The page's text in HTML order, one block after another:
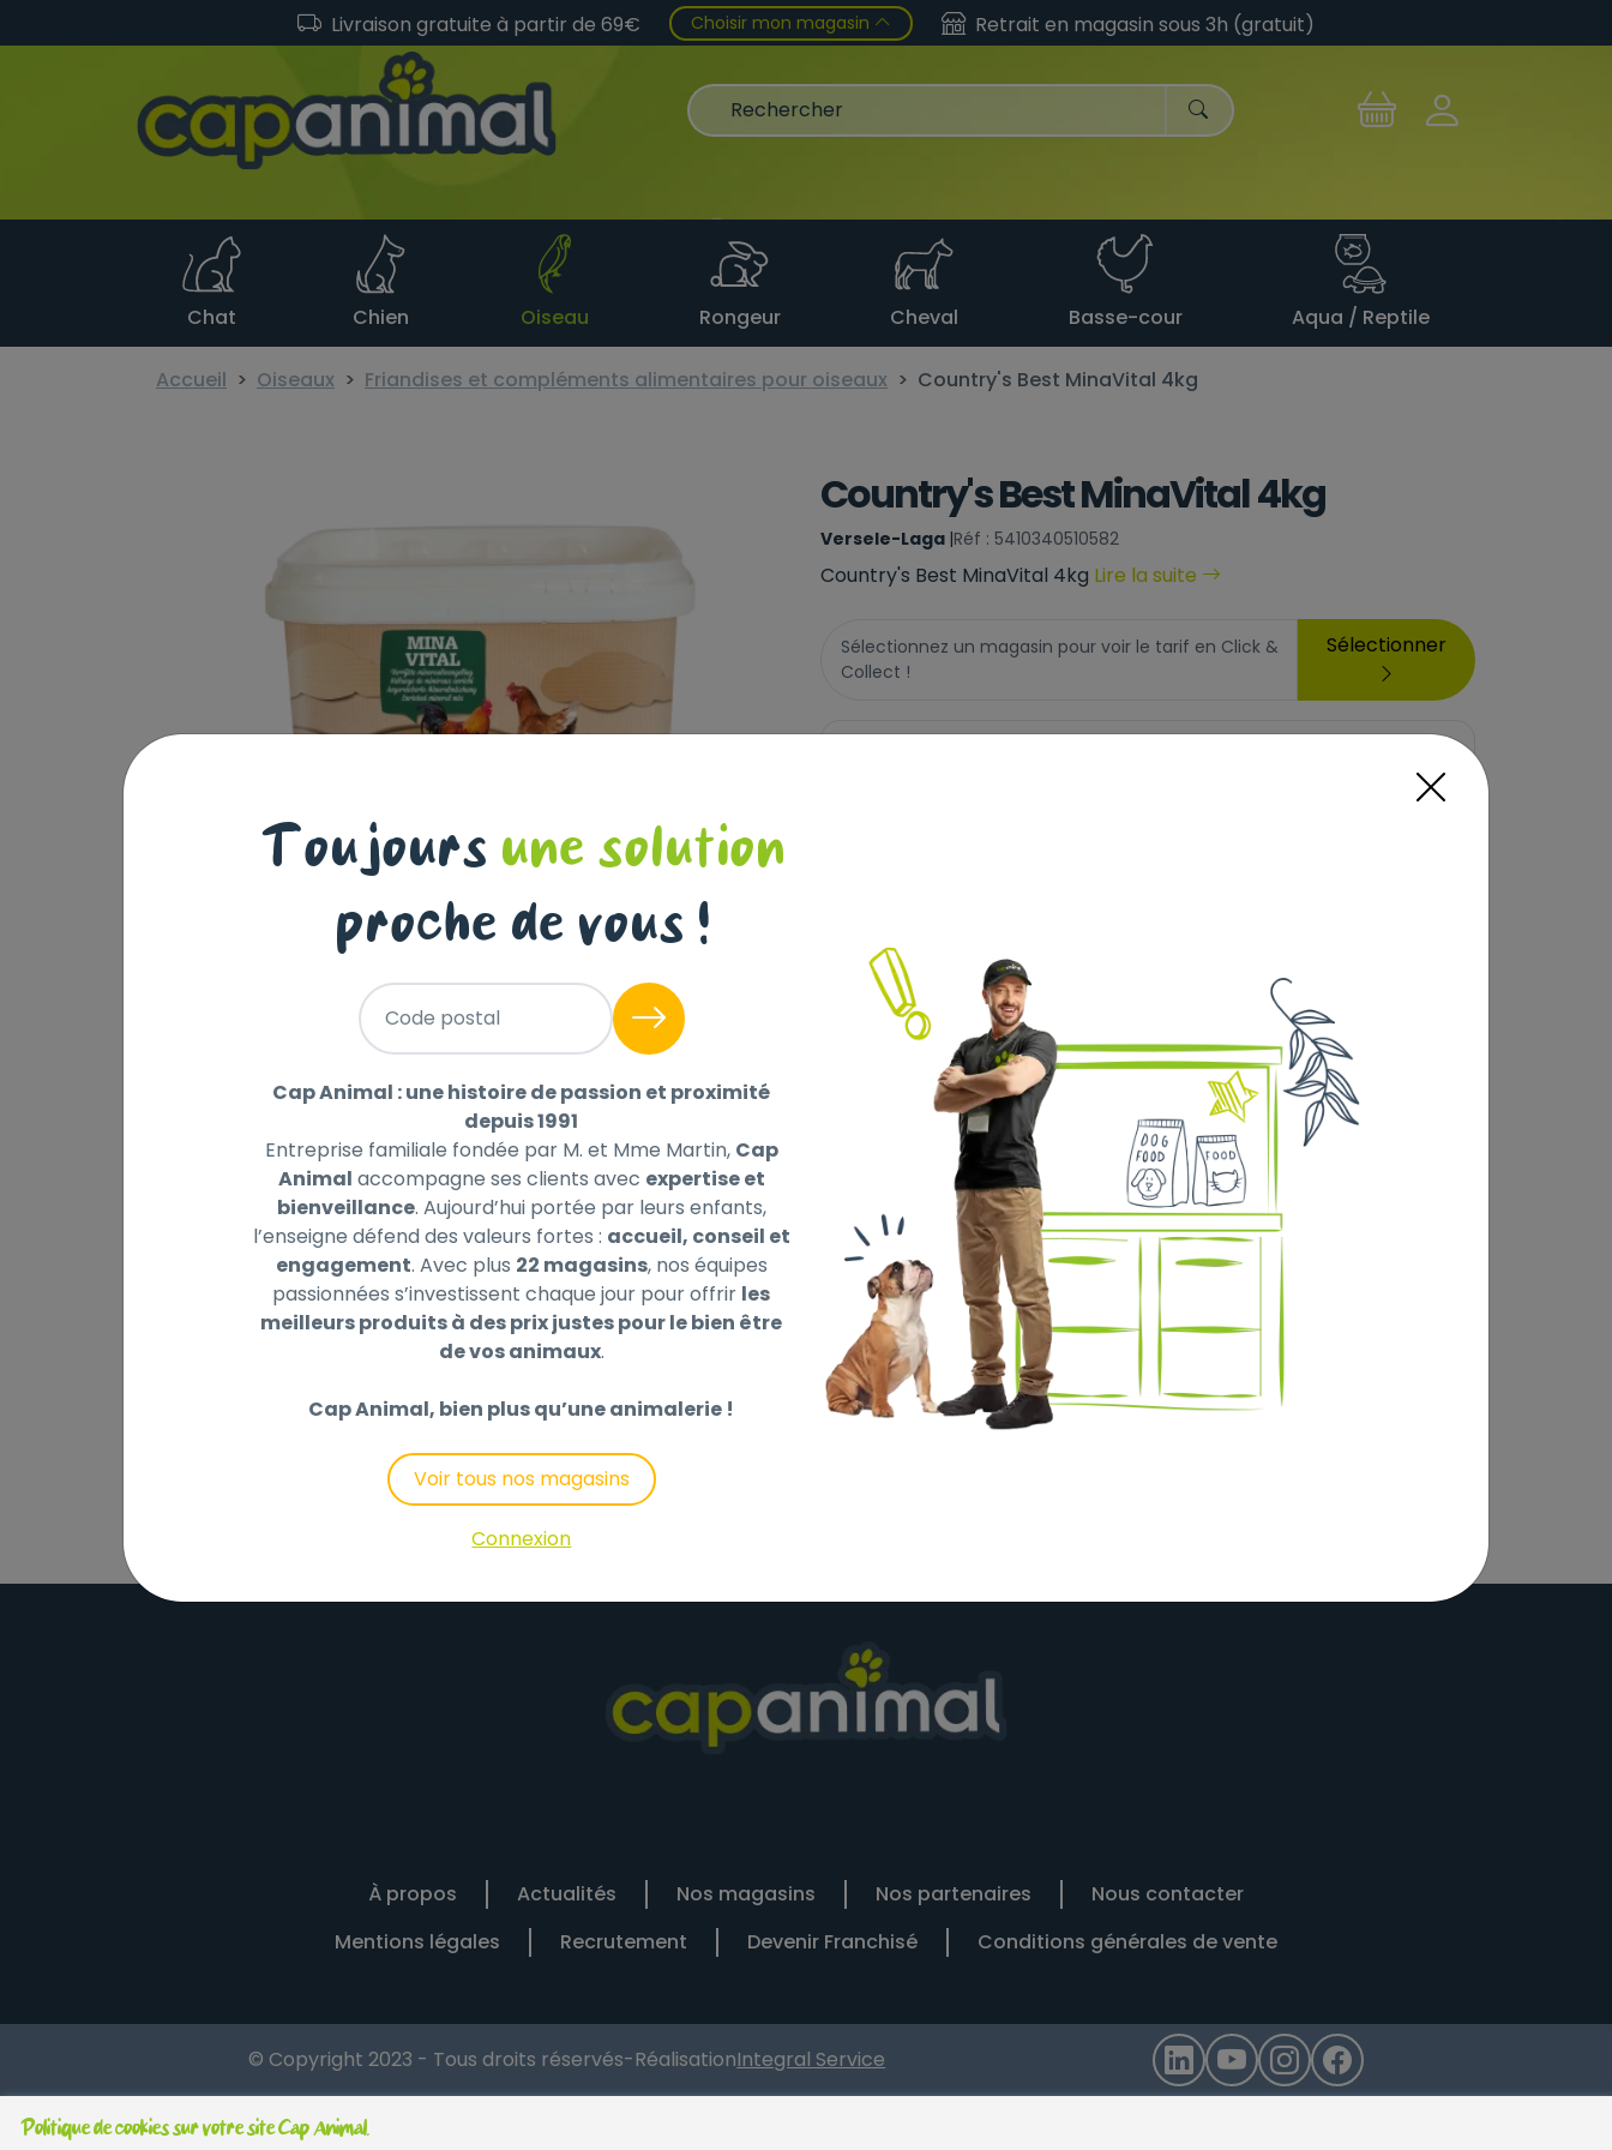
Politique de cookies sur votre site Cap Animal.
Livraison gratuite à partir de 69€ Choisir mon magasin Retrait en magasin sous 3h (gratuit)
Chat Chien Oiseau Rongeur Cheval Basse-cour Aqua / Reptile
Accueil Oiseaux Friandises et compléments alimentaires pour oiseaux Country's Best MinaVital 4kg
Country's Best MinaVital 4kg
Versele-Laga |Réf : 5410340510582
Country's Best MinaVital 4kg Lire la suite
Sélectionnez un magasin pour voir le tarif en Click &
Collect !
Sélectionner
Description Laisser un avis
Mélange de minéraux enrichi pour volailles
coquilles marines calcaires | gravier | produits de boulangerie et de la fabrication de pâtes | pierre rouge | blé | milo | millet (millet blanc) |
farine de soja | avoine pelée | riz en brisures | maïs | maërl | graine de lin | graine de colza | sel | balles d?épeautre | haricots adzuki | levure (de
bière) | huile (de coco et colza) végétale (raffinée) | carbonate de calcium et de magnésium | concentré protéique de luzerne | pulpe de
fruits séchée (sureau et canneberge) | carottes séchées | produits dérivés de levures (MOS) | bicarbonate de sodium | lécithine (déshuilée) |
À propos Actualités Nos magasins Nos partenaires
Nous contacter
Mentions légales
Recrutement Devenir Franchisé Conditions générales de vente
© Copyright 2023 - Tous droits réservés-RéalisationIntegral Service
Toujours une solution
proche de vous !
Code postal
Cap Animal : une histoire de passion et proximité
depuis 1991
Entreprise familiale fondée par M. et Mme Martin, Cap
Animal accompagne ses clients avec expertise et
bienveillance. Aujourd’hui portée par leurs enfants,
l’enseigne défend des valeurs fortes : accueil, conseil et
engagement. Avec plus 22 magasins, nos équipes
passionnées s’investissent chaque jour pour offrir les
meilleurs produits à des prix justes pour le bien être
de vos animaux.
Cap Animal, bien plus qu’une animalerie !
Voir tous nos magasins
Connexion